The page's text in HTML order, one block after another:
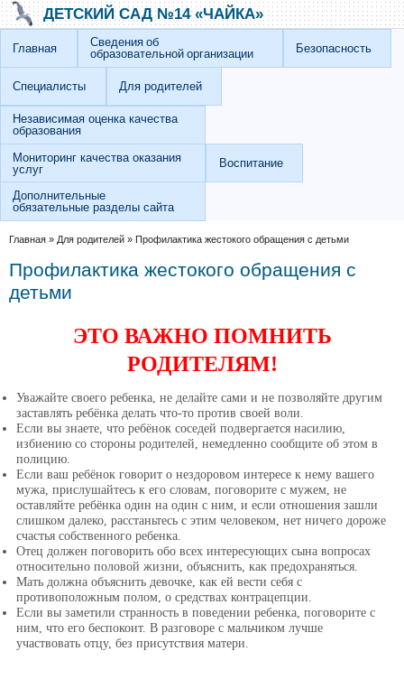
Перейти к основному содержанию
Skip to searchДЕТСКИЙ САД №14 «ЧАЙКА»
Главная
Сведения об
образовательной организации
Безопасность
Специалисты Для родителей
Независимая оценка качества
образования
Мониторинг качества оказания
услуг
Воспитание
Дополнительные
обязательные разделы сайта
Вы здесь
Главная » Для родителей » Профилактика жестокого обращения с детьми
Профилактика жестокого обращения с
детьми
ЭТО ВАЖНО ПОМНИТЬ
РОДИТЕЛЯМ!
Уважайте своего ребенка, не делайте сами и не позволяйте другим
заставлять ребёнка делать что-то против своей воли.
Если вы знаете, что ребёнок соседей подвергается насилию,
избиению со стороны родителей, немедленно сообщите об этом в
полицию.
Если ваш ребёнок говорит о нездоровом интересе к нему вашего
мужа, прислушайтесь к его словам, поговорите с мужем, не
оставляйте ребёнка один на один с ним, и если отношения зашли
слишком далеко, расстаньтесь с этим человеком, нет ничего дороже
счастья собственного ребенка.
Отец должен поговорить обо всех интересующих сына вопросах
относительно половой жизни, объяснить, как предохраняться.
Мать должна объяснить девочке, как ей вести себя с
противоположным полом, о средствах контрацепции.
Если вы заметили странность в поведении ребенка, поговорите с
ним, что его беспокоит. В разговоре с мальчиком лучше
участвовать отцу, без присутствия матери.